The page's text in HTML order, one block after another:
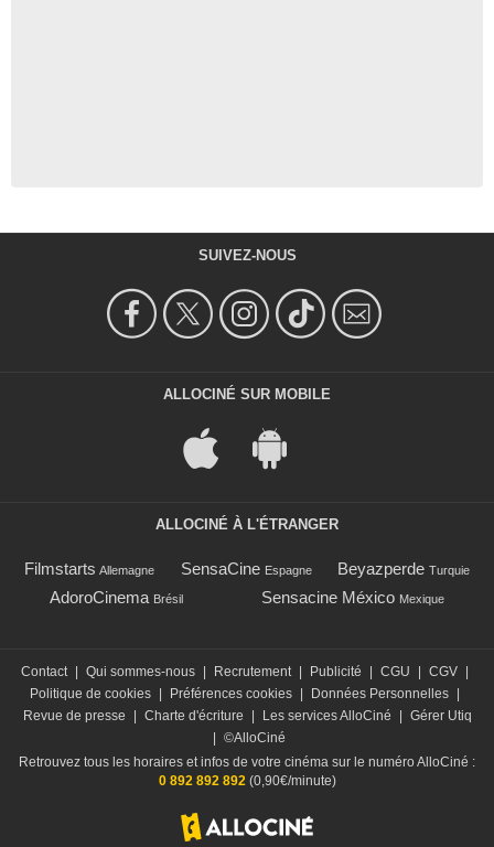
SUIVEZ-NOUS
ALLOCINÉ SUR MOBILE
ALLOCINÉ À L'ÉTRANGER
Filmstarts Allemagne SensaCine Espagne Beyazperde Turquie
AdoroCinema Brésil Sensacine México Mexique
Contact Qui sommes-nous Recrutement Publicité CGU CGV
Politique de cookies
Préférences cookies Données Personnelles
Revue de presse
Charte d'écriture Les services AlloCiné
Gérer Utiq
©AlloCiné
Retrouvez tous les horaires et infos de votre cinéma sur le numéro AlloCiné :
0 892 892 892(0,90€/minute)